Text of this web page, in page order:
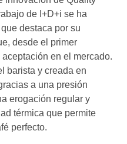
de I+D+i se ha
destaca por su
desde el primer
en el mercado.
barista y creada en
a una presión
erogación regular y
térmica que permite
perfecto.